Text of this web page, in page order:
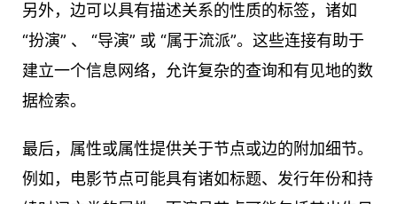
另外，边可以具有描述关系的性质的标签，诸如
“扮演” 、 “导演” 或 “属于流派”。这些连接有助于
建立一个信息网络，允许复杂的查询和有见地的数
据检索。
最后，属性或属性提供关于节点或边的附加细节。
例如，电影节点可能具有诸如标题、发行年份和持